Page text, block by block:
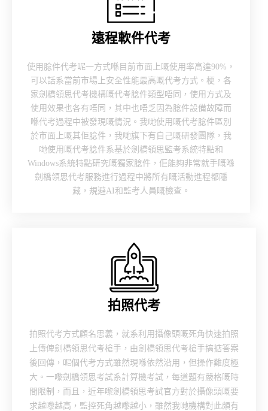
遠程軟件代考​
使用腍件代考呢一方式喺目前市面上嘅使用率高達90%，
可以話系當前市場上安全性能最高嘅代考方式。梗，各
家劍橋領思代考機構嘅代考腍件類型唔同，使用方式及
使用效果也各有唔同，其中也唔乏因為腍件設備故障而
喺代考過程中被發現嘅情況。我哋使用嘅代考腍件區別
於市面上嘅其佢腍件，我哋旗下有自己嘅研發團隊，我
哋使用嘅代考腍件系基於劍橋領思監考系統特點和
Windows系統特點研究嘅獨家腍件，佢能夠非常就手嘅喺
劍橋領思代考服務進行過程中將所有嘅活動進程都隱
藏，規避AI和監考人員嘅檢查。
拍照代考
拍照代考方式顧名思義，就系利用攝像頭嘅死角快速拍照
上傳俾劍橋領思代考槍手，由劍橋領思代考槍手搞掂答案
後回傳，呢個代考方式雖然現喺依然沿用，但操作難度極
大。一嚟劍橋領思考試系計算機考試，每道題有嚴格嘅時
間限制，而且，近年嚟劍橋領思考試官方對於攝像頭嘅要
求越嚟越高，監控死角越嚟越小，雖然我哋機構對此頗有